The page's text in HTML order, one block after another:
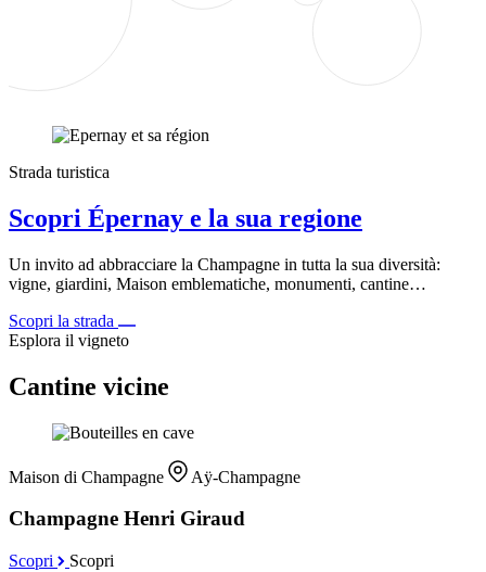
Strada turistica
Scopri Épernay e la sua regione
Un invito ad abbracciare la Champagne in tutta la sua diversità:
vigne, giardini, Maison emblematiche, monumenti, cantine…
Scopri la strada
Esplora il vigneto
Cantine vicine
Maison di Champagne Aÿ-Champagne
Champagne Henri Giraud
Scopri Scopri